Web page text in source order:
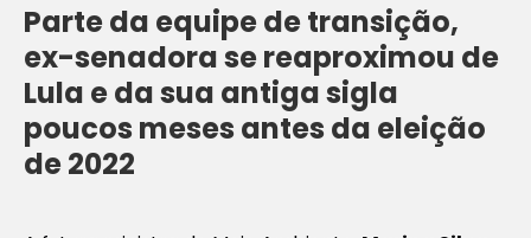
Parte da equipe de transição,
ex-senadora se reaproximou de
Lula e da sua antiga sigla
poucos meses antes da eleição
de 2022